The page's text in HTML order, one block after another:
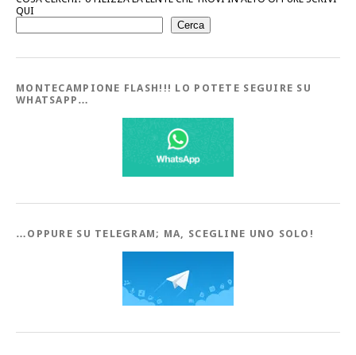
QUI
Cerca
MONTECAMPIONE FLASH!!! LO POTETE SEGUIRE SU
WHATSAPP…
…OPPURE SU TELEGRAM; MA, SCEGLINE UNO SOLO!